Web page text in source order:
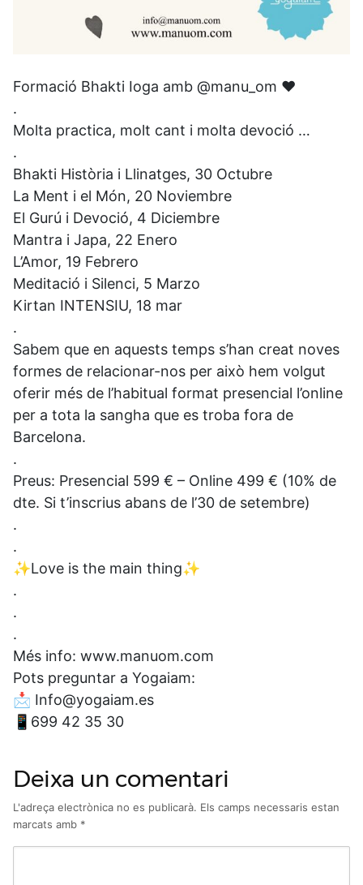
Formació Bhakti Ioga amb @manu_om ❤️
.
Molta practica, molt cant i molta devoció … ⁣
⁣.
Bhakti Història i Llinatges, 30 Octubre⁣
La Ment i el Món, 20 Noviembre⁣
El Gurú i Devoció, 4 Diciembre⁣
Mantra i Japa, 22 Enero⁣
L’Amor, 19 Febrero⁣
Meditació i Silenci, 5 Marzo⁣
Kirtan INTENSIU, 18 mar ⁣
.
Sabem que en aquests temps s’han creat noves
formes de relacionar-nos per això hem volgut
oferir més de l’habitual format presencial l’online
per a tota la sangha que es troba fora de
Barcelona.⁣⁣
⁣⁣.
Preus: Presencial 599 € – Online 499 € (10% de
dte. Si t’inscrius abans de l’30 de setembre) ⁣⁣
⁣.
.
✨Love is the main thing✨⁣⁣
⁣⁣.
.
.
Més info: www.manuom.com
Pots preguntar a Yogaiam:
📩 Info@yogaiam.es
📱699 42 35 30
Deixa un comentari
L'adreça electrònica no es publicarà. Els camps necessaris estan
marcats amb *